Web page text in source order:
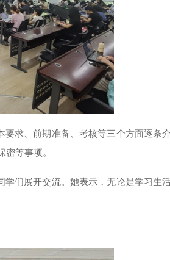
要求、前期准备、考核等三个方面逐条
密等事项。
们展开交流。她表示，无论是学习生